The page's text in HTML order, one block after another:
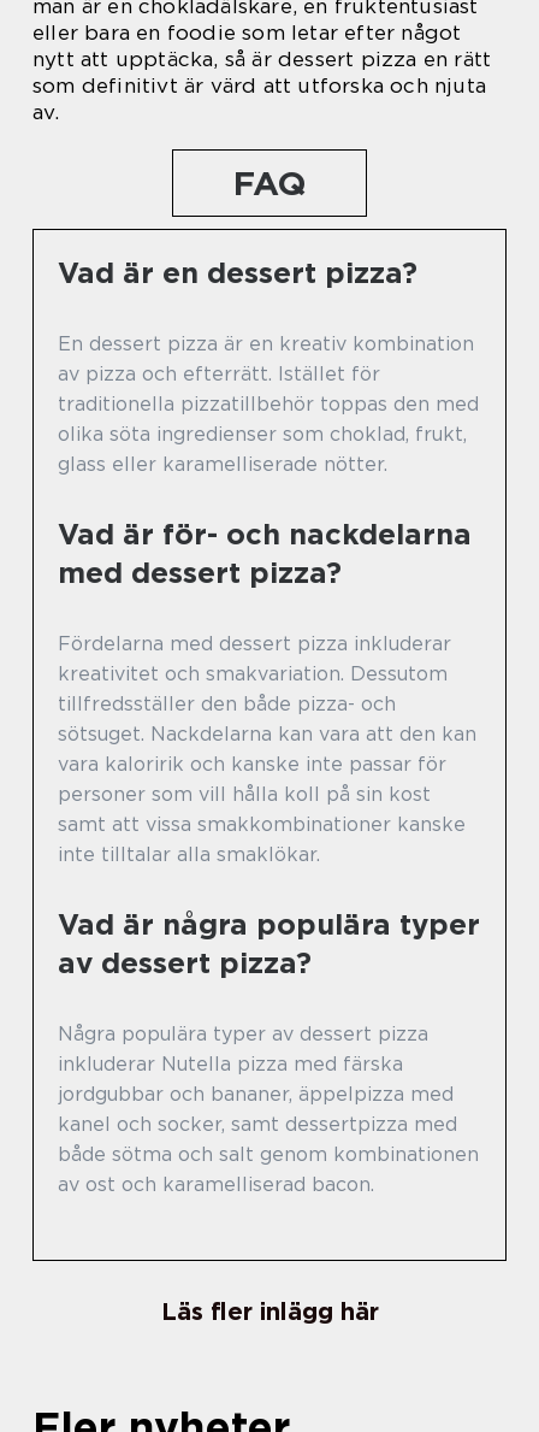
man är en chokladälskare, en fruktentusiast
eller bara en foodie som letar efter något
nytt att upptäcka, så är dessert pizza en rätt
som definitivt är värd att utforska och njuta
av.
FAQ
Vad är en dessert pizza?
En dessert pizza är en kreativ kombination
av pizza och efterrätt. Istället för
traditionella pizzatillbehör toppas den med
olika söta ingredienser som choklad, frukt,
glass eller karamelliserade nötter.
Vad är för- och nackdelarna
med dessert pizza?
Fördelarna med dessert pizza inkluderar
kreativitet och smakvariation. Dessutom
tillfredsställer den både pizza- och
sötsuget. Nackdelarna kan vara att den kan
vara kaloririk och kanske inte passar för
personer som vill hålla koll på sin kost
samt att vissa smakkombinationer kanske
inte tilltalar alla smaklökar.
Vad är några populära typer
av dessert pizza?
Några populära typer av dessert pizza
inkluderar Nutella pizza med färska
jordgubbar och bananer, äppelpizza med
kanel och socker, samt dessertpizza med
både sötma och salt genom kombinationen
av ost och karamelliserad bacon.
Läs fler inlägg här